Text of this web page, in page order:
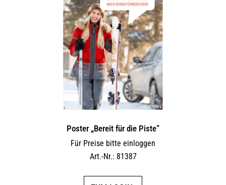
Poster „Bereit für die Piste“
Für Preise bitte einloggen
Art.-Nr.: 81387